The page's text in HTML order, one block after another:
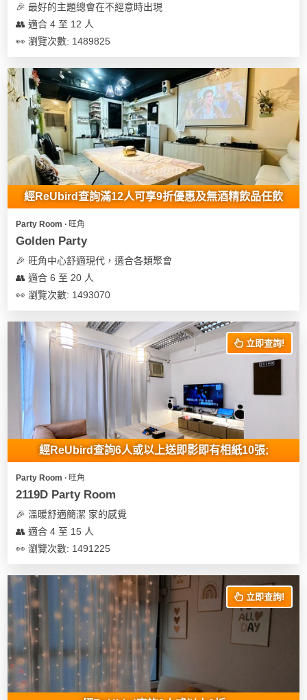
🎉 最好的主題總會在不經意時出現
👥 適合 4 至 12 人
👀 瀏覽次數: 1489825
經ReUbird查詢滿12人可享9折優惠及無酒精飲品任飲
Party Room ∙ 旺角
Golden Party
🎉 旺角中心舒適現代，適合各類聚會
👥 適合 6 至 20 人
👀 瀏覽次數: 1493070
立即查詢!
經ReUbird查詢6人或以上送即影即有相紙10張;
Party Room ∙ 旺角
2119D Party Room
🎉 溫暖舒適簡潔 家的感覺
👥 適合 4 至 15 人
👀 瀏覽次數: 1491225
立即查詢!